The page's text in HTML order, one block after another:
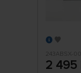
243ABSX-
2 495